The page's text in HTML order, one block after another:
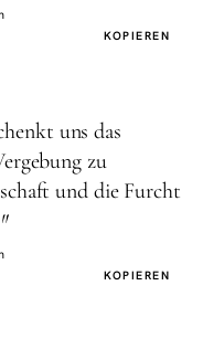
KOPIEREN
uns das
zu
und die Furcht
"
KOPIEREN